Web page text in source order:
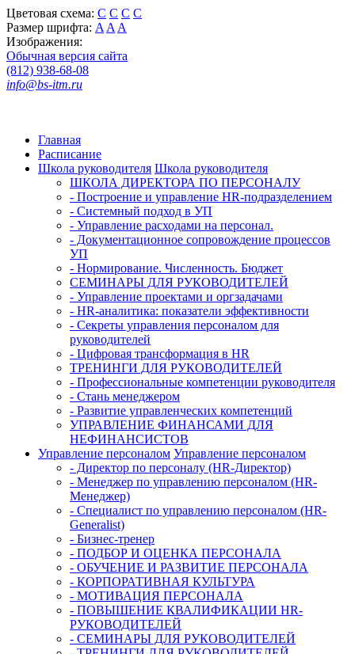
Цветовая схема: C C C C
Размер шрифта: A A A
Изображения:
Обычная версия сайта
(812) 938-68-08
info@bs-itm.ru
Главная
Расписание
Школа руководителя Школа руководителя
ШКОЛА ДИРЕКТОРА ПО ПЕРСОНАЛУ
- Построение и управление HR-подразделением
- Системный подход в УП
- Управление расходами на персонал.
- Документационное сопровождение процессов
УП
- Нормирование. Численность. Бюджет
СЕМИНАРЫ ДЛЯ РУКОВОДИТЕЛЕЙ
- Управление проектами и оргзадачами
- HR-аналитика: показатели эффективности
- Секреты управления персоналом для
руководителей
- Цифровая трансформация в HR
ТРЕНИНГИ ДЛЯ РУКОВОДИТЕЛЕЙ
- Профессиональные компетенции руководителя
- Стань менеджером
- Развитие управленческих компетенций
УПРАВЛЕНИЕ ФИНАНСАМИ ДЛЯ
НЕФИНАНСИСТОВ
Управление персоналом Управление персоналом
- Директор по персоналу (HR-Директор)
- Менеджер по управлению персоналом (HR-
Менеджер)
- Специалист по управлению персоналом (HR-
Generalist)
- Бизнес-тренер
- ПОДБОР И ОЦЕНКА ПЕРСОНАЛА
- ОБУЧЕНИЕ И РАЗВИТИЕ ПЕРСОНАЛА
- КОРПОРАТИВНАЯ КУЛЬТУРА
- МОТИВАЦИЯ ПЕРСОНАЛА
- ПОВЫШЕНИЕ КВАЛИФИКАЦИИ HR-
РУКОВОДИТЕЛЕЙ
- СЕМИНАРЫ ДЛЯ РУКОВОДИТЕЛЕЙ